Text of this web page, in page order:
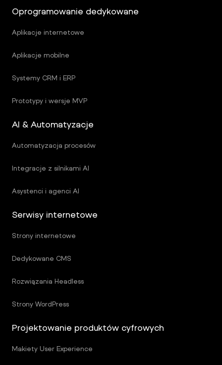
Oprogramowanie dedykowane
Aplikacje internetowe
Aplikacje mobilne
Systemy CRM i ERP
Prototypy i wersje MVP
AI & Automatyzacje
Automatyzacja procesów
Integracje z silnikami AI
Asystenci i agenci AI
Serwisy internetowe
Strony internetowe
Dedykowane CMS
Rozwiązania Headless
Strony WordPress
Projektowanie produktów cyfrowych
Makiety User Experience